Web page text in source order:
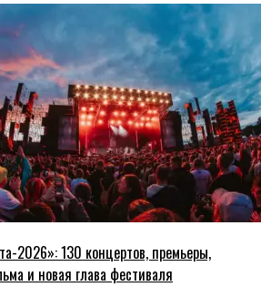
2026»: 130 концертов, премьеры,
и новая глава фестиваля